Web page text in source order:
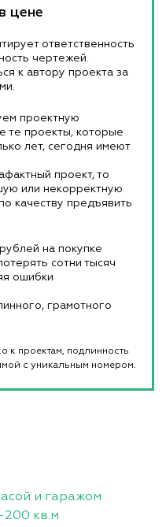
цене
ответственность
чертежей.
к автору проекта за
проектную
те проекты, которые
лет, сегодня имеют
проект, то
или некорректную
качеству предъявить
на покупке
сотни тысяч
ошибки
грамотного
к проектам, подлинность
с уникальным номером.
и гаражом
200 кв.м